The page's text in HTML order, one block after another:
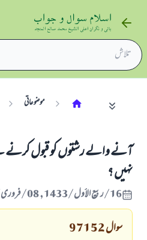
موضوعاتی
آنے والے رشتوں كو قبول كرنے سے
نہيں ؟
16/ربيع الأول/1433 , 08/فروری/2012
سوال97152